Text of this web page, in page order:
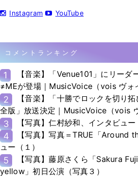
Instagram YouTube
コメントランキング
1
【音楽】「Venue101」にリーダ
≠MEが登場｜MusicVoice（vois ヴォ
2
【音楽】「十勝でロックを切り
全版」放送決定｜MusicVoice（vois
3 【写真】仁村紗和、インタビュー
4
【写真】写真＝TRUE「Around
ュー（１）
5
【写真】藤原さくら「Sakura
yellow」初日公演（写真３）